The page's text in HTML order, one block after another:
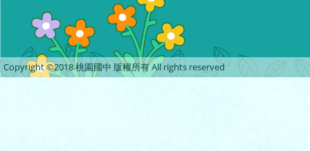
Copyright ©2018 桃園國中 版權所有 All rights reserved